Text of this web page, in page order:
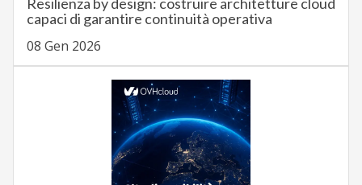
capaci di garantire continuità operativa
08 Gen 2026